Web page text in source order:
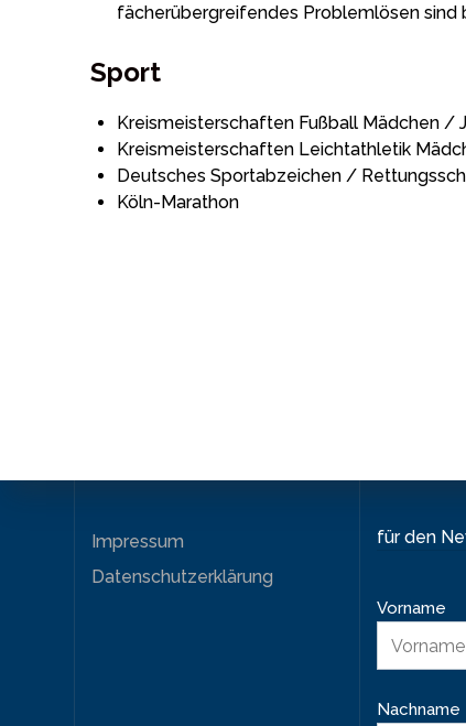
fächerübergreifendes Problemlösen sind
Sport
Kreismeisterschaften Fußball Mädchen /
Kreismeisterschaften Leichtathletik
Deutsches Sportabzeichen /
Köln-Marathon
Impressum
Datenschutzerklärung
für den
Vorname
Nachname